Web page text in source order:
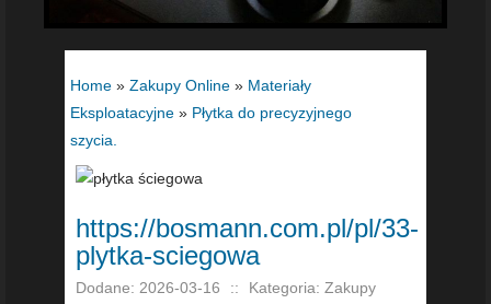
Home » Zakupy Online » Materiały
Eksploatacyjne » Płytka do precyzyjnego
szycia.
https://bosmann.com.pl/pl/33-
plytka-sciegowa
Dodane: 2026-03-16 ::
Kategoria: Zakupy